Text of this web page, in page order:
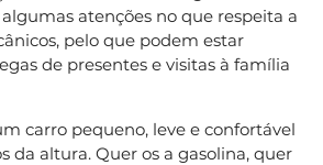
atenções no que respeita a
pelo que podem estar
de presentes e visitas à família
carro pequeno, leve e confortável
da altura. Quer os a gasolina, quer